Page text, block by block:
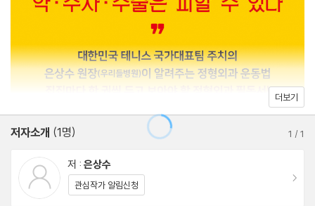
트레칭
5. 오십견 재활 - 특화 스트레칭/ 6. 오십견의 병원 치료/ 7. 관절와
순 파열, 석회화 건염
8. 충돌증후군, 어깨 근육 파열/ 9. 어깨 근력 강화 운동
팔꿈치
1. 팔꿈치 구조 및 관절염/ 2. 외상과염/ 3. 내상과염/ 4. 척골신경병
손목
1. 손목 관절/ 2. 손목 건초염/ 3. 손목 삼각섬유연골
더보기
저자소개 (1명) 1 /1
저 : 은상수
관심작가 알림신청